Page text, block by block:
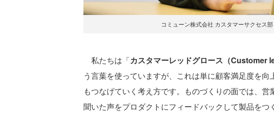
コミューン株式会社 カスタマーサクセス
私たちは「カスタマーレッドグロース（Customer
う言葉を使っていますが、これは単に顧客満足度を
もつなげていく考え方です。ものづくりの面では、
聞いた声をプロダクトにフィードバックして製品を